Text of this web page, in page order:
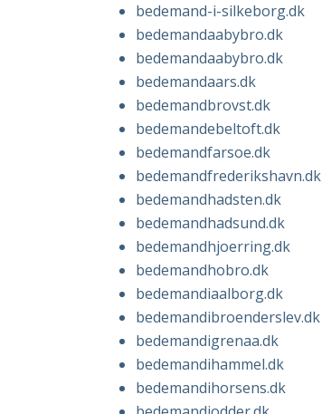
bedemand-i-silkeborg.dk
bedemandaabybro.dk
bedemandaabybro.dk
bedemandaars.dk
bedemandbrovst.dk
bedemandebeltoft.dk
bedemandfarsoe.dk
bedemandfrederikshavn.dk
bedemandhadsten.dk
bedemandhadsund.dk
bedemandhjoerring.dk
bedemandhobro.dk
bedemandiaalborg.dk
bedemandibroenderslev.dk
bedemandigrenaa.dk
bedemandihammel.dk
bedemandihorsens.dk